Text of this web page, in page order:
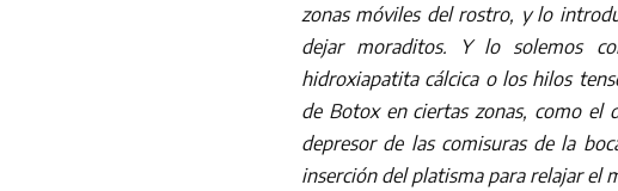
zonas móviles del rostro, y lo
dejar moraditos. Y lo solemos
hidroxiapatita cálcica o los hilos
de Botox en ciertas zonas, como el
depresor de las comisuras de la
inserción del platisma para relajar el